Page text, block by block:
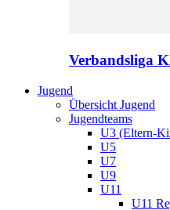
Verbandsliga
Jugend
Übersicht Jugend
Jugendteams
U3 (Eltern-
U5
U7
U9
U11
U11